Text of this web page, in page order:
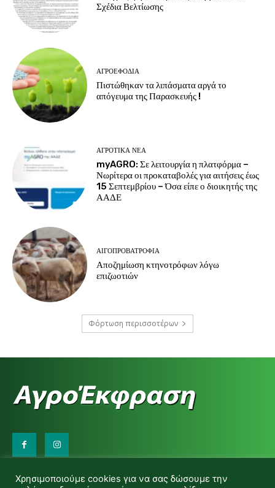
Σχέδια Βελτίωσης
ΑΓΡΟΕΦΌΔΙΑ
Πιστώθηκαν τα λιπάσματα αργά το
απόγευμα της Παρασκευής !
ΑΓΡΟΤΙΚΆ ΝΈΑ
myAGRO: Σε λειτουργία η πλατφόρμα –
Νωρίτερα οι προκαταβολές για αιτήσεις έως
15 Σεπτεμβρίου – Όσα είπε ο διοικητής της
ΑΑΔΕ
ΑΙΓΟΠΡΟΒΑΤΡΟΦΊΑ
Αποζημίωση κτηνοτρόφων λόγω
επιζωοτιών
Φόρτωση περισσοτέρων
d.makas@yahoo.gr
Χρησιμοποιούμε cookies για να σας δώσουμε την